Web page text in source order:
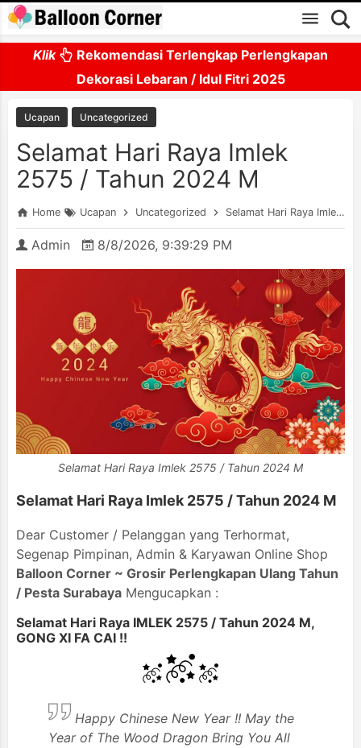
Skip to main content
Klik
Rekomendasi Terlengkap Perlengkapan
Dekorasi Lebaran / Idul Fitri 2025
Ucapan Uncategorized
Selamat Hari Raya Imlek
2575 / Tahun 2024 M
Home Ucapan Uncategorized Selamat Hari Raya Imlek 2575 / Tahun 2024 M
Admin 8/8/2026, 9:39:29 PM
Selamat Hari Raya Imlek 2575 / Tahun 2024 M
Selamat Hari Raya Imlek 2575 / Tahun 2024 M
Dear Customer / Pelanggan yang Terhormat,
Segenap Pimpinan, Admin & Karyawan Online Shop
Balloon Corner ~ Grosir Perlengkapan Ulang Tahun
/ Pesta Surabaya Mengucapkan :
Selamat Hari Raya IMLEK 2575 / Tahun 2024 M,
GONG XI FA CAI !!
Happy Chinese New Year !! May the
Year of The Wood Dragon Bring You All